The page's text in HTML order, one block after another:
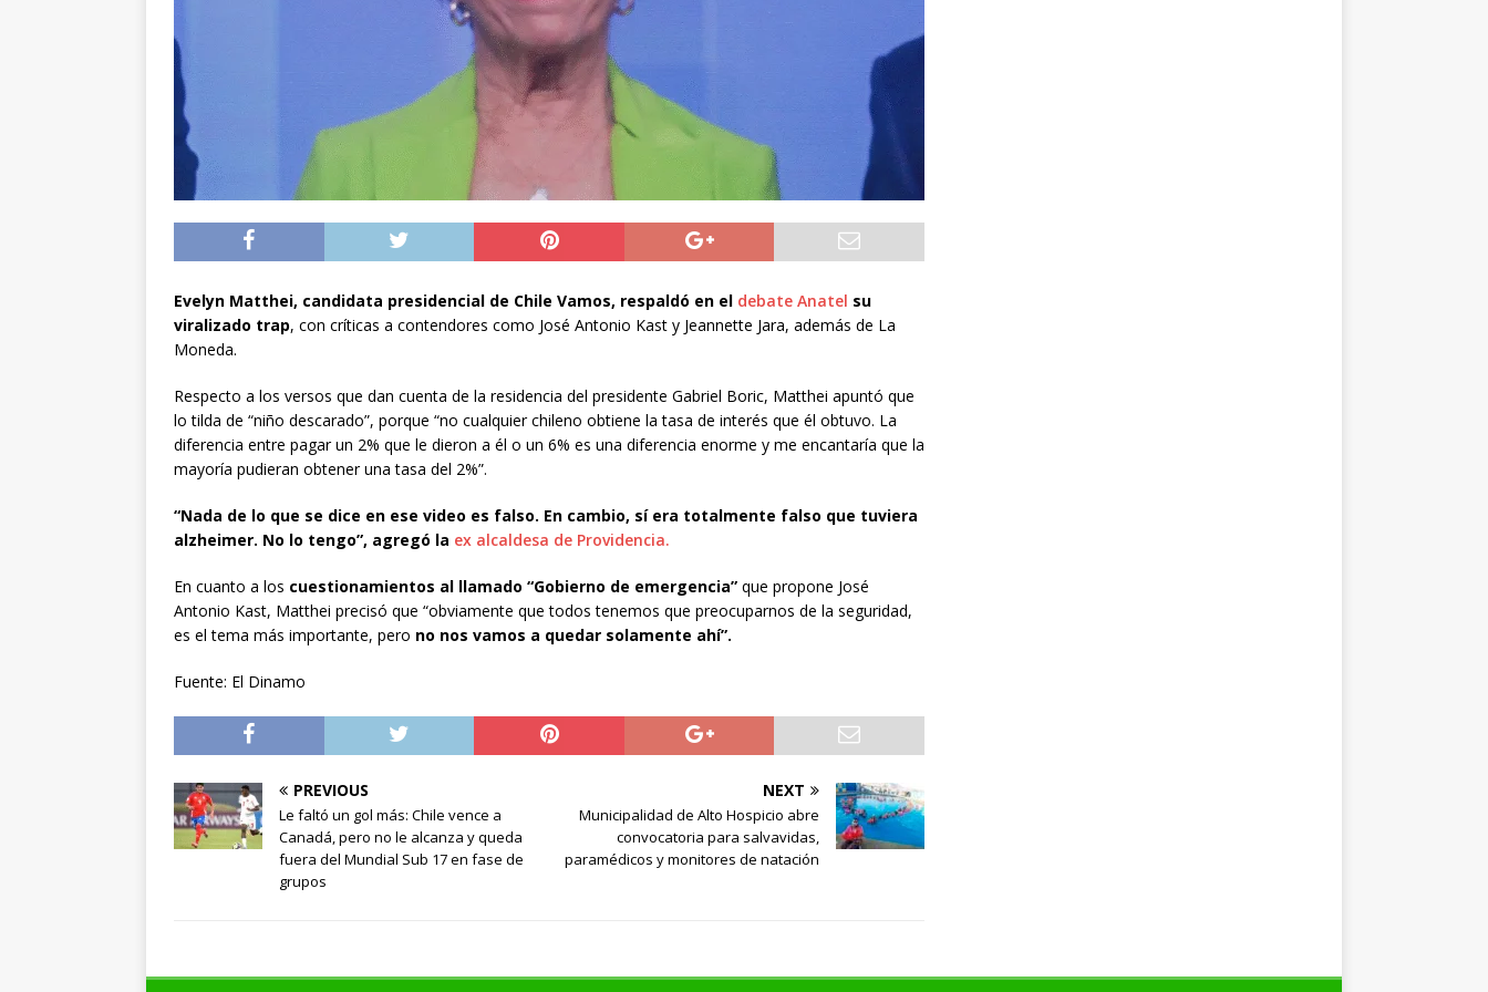
[ 05/08/2026 ] Diputado Álvaro Jofre alerta por el futuro del Casino Municipal de
DEPORTES
[ 05/08/2026 ]
Concejo Municipal aprueba proyecto para mejorar el alumbrado
público del sector El Boro
ALTO HOSPICIO
El papa León XIV viajará a Uruguay, Argentina y Perú del 6 al 17 de
Evelyn Matthei, candidata presidencial de Chile Vamos, respaldó en el debate Anatel su
viralizado trap, con críticas a contendores como José Antonio Kast y Jeannette Jara, además de La
Moneda.
Respecto a los versos que dan cuenta de la residencia del presidente Gabriel Boric, Matthei apuntó que
lo tilda de “niño descarado”, porque “no cualquier chileno obtiene la tasa de interés que él obtuvo. La
diferencia entre pagar un 2% que le dieron a él o un 6% es una diferencia enorme y me encantaría que la
mayoría pudieran obtener una tasa del 2%”.
“Nada de lo que se dice en ese video es falso. En cambio, sí era totalmente falso que tuviera
alzheimer. No lo tengo”, agregó la ex alcaldesa de Providencia.
En cuanto a los cuestionamientos al llamado “Gobierno de emergencia” que propone José
Antonio Kast, Matthei precisó que “obviamente que todos tenemos que preocuparnos de la seguridad,
es el tema más importante, pero no nos vamos a quedar solamente ahí”.
Fuente: El Dinamo
PREVIOUS
Le faltó un gol más: Chile vence a
Canadá, pero no le alcanza y queda
fuera del Mundial Sub 17 en fase de
grupos
NEXT
Municipalidad de Alto Hospicio abre
convocatoria para salvavidas,
paramédicos y monitores de natación